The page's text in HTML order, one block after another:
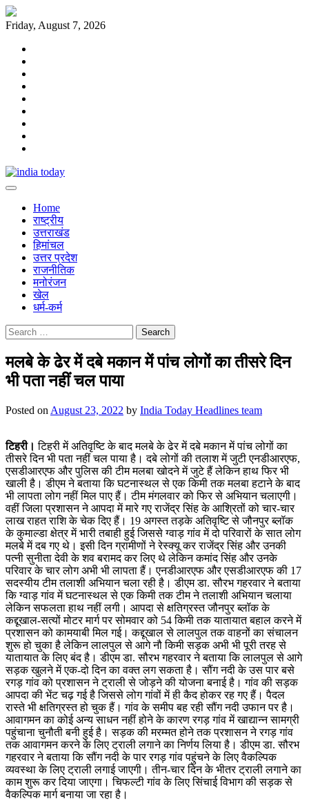
Skip
to
Friday, August 7, 2026
Home
राष्ट्रीय
उत्तराखंड
हिमांचल
उत्तर प्रदेश
राजनीतिक
मनोरंजन
खेल
धर्म-कर्म
Search
for:
मलबे के ढेर में दबे मकान में पांच लोगों का तीसरे दिन
भी पता नहीं चल पाया
Posted on August 23, 2022 by India Today Headlines team
टिहरी। टिहरी में अतिवृष्टि के बाद मलबे के ढेर में दबे मकान में पांच लोगों का
तीसरे दिन भी पता नहीं चल पाया है। दबे लोगों की तलाश में जुटी एनडीआरएफ,
एसडीआरएफ और पुलिस की टीम मलबा खोदने में जुटे हैं लेकिन हाथ फिर भी
खाली है। डीएम ने बताया कि घटनास्थल से एक किमी तक मलबा हटाने के बाद
भी लापता लोग नहीं मिल पाए हैं। टीम मंगलवार को फिर से अभियान चलाएगी।
वहीं जिला प्रशासन ने आपदा में मारे गए राजेंद्र सिंह के आश्रितों को चार-चार
लाख राहत राशि के चेक दिए हैं। 19 अगस्त तड़के अतिवृष्टि से जौनपुर ब्लॉक
के कुमाल्डा क्षेत्र में भारी तबाही हुई जिससे ग्वाड़ गांव में दो परिवारों के सात लोग
मलबे में दब गए थे। इसी दिन ग्रामीणों ने रेस्क्यू कर राजेंद्र सिंह और उनकी
पत्नी सुनीता देवी के शव बरामद कर लिए थे लेकिन कमांद सिंह और उनके
परिवार के चार लोग अभी भी लापता हैं। एनडीआरएफ और एसडीआरएफ की 17
सदस्यीय टीम तलाशी अभियान चला रही है। डीएम डा. सौरभ गहरवार ने बताया
कि ग्वाड़ गांव में घटनास्थल से एक किमी तक टीम ने तलाशी अभियान चलाया
लेकिन सफलता हाथ नहीं लगी। आपदा से क्षतिग्रस्त जौनपुर ब्लॉक के
कद्दूखाल-सत्यों मोटर मार्ग पर सोमवार को 54 किमी तक यातायात बहाल करने में
प्रशासन को कामयाबी मिल गई। कद्दूखाल से लालपुल तक वाहनों का संचालन
शुरू हो चुका है लेकिन लालपुल से आगे नौ किमी सड़क अभी भी पूरी तरह से
यातायात के लिए बंद है। डीएम डा. सौरभ गहरवार ने बताया कि लालपुल से आगे
सड़क खुलने में एक-दो दिन का वक्त लग सकता है। सौंग नदी के उस पार बसे
रगड़ गांव को प्रशासन ने ट्राली से जोड़ने की योजना बनाई है। गांव की सड़क
आपदा की भेंट चढ़ गई है जिससे लोग गांवों में ही कैद होकर रह गए हैं। पैदल
रास्ते भी क्षतिग्रस्त हो चुक हैं। गांव के समीप बह रही सौंग नदी उफान पर है।
आवागमन का कोई अन्य साधन नहीं होने के कारण रगड़ गांव में खाद्यान्न सामग्री
पहुंचाना चुनौती बनी हुई है। सड़क की मरम्मत होने तक प्रशासन ने रगड़ गांव
तक आवागमन करने के लिए ट्राली लगाने का निर्णय लिया है। डीएम डा. सौरभ
गहरवार ने बताया कि सौंग नदी के पार रगड़ गांव पहुंचने के लिए वैकल्पिक
व्यवस्था के लिए ट्राली लगाई जाएगी। तीन-चार दिन के भीतर ट्राली लगाने का
काम शुरू कर दिया जाएगा। चिफल्टी गांव के लिए सिंचाई विभाग की सड़क से
वैकल्पिक मार्ग बनाया जा रहा है।